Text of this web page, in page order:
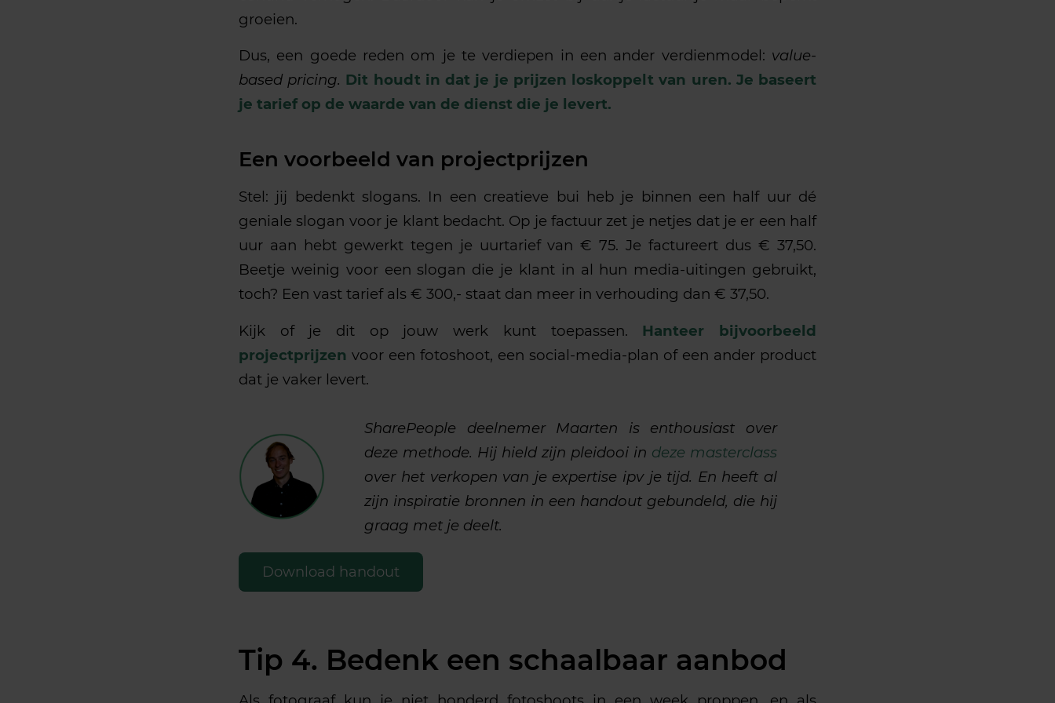
groeien.
Dus, een goede reden om je te verdiepen in een ander verdienmodel: value-
based pricing. Dit houdt in dat je je prijzen loskoppelt van uren. Je baseert
je tarief op de waarde van de dienst die je levert.
Een voorbeeld van projectprijzen
Stel: jij bedenkt slogans. In een creatieve bui heb je binnen een half uur dé
geniale slogan voor je klant bedacht. Op je factuur zet je netjes dat je er een half
uur aan hebt gewerkt tegen je uurtarief van € 75. Je factureert dus € 37,50.
Beetje weinig voor een slogan die je klant in al hun media-uitingen gebruikt,
toch? Een vast tarief als € 300,- staat dan meer in verhouding dan € 37,50.
Kijk of je dit op jouw werk kunt toepassen. Hanteer bijvoorbeeld
projectprijzen voor een fotoshoot, een social-media-plan of een ander product
dat je vaker levert.
SharePeople deelnemer Maarten is enthousiast over
deze methode. Hij hield zijn pleidooi in deze masterclass
over het verkopen van je expertise ipv je tijd. En heeft al
zijn inspiratie bronnen in een handout gebundeld, die hij
graag met je deelt.
Download handout
Tip 4. Bedenk een schaalbaar aanbod